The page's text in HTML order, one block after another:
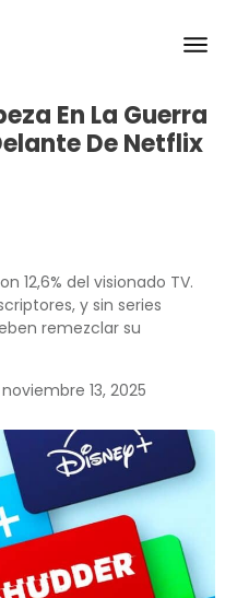
En La Guerra
De Netflix
12,6% del visionado TV.
y sin series
remezclar su
noviembre 13, 2025